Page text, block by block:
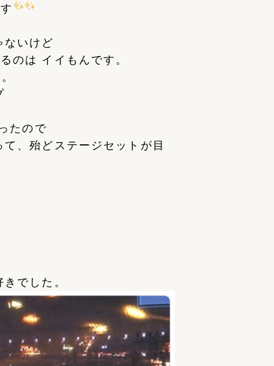
ないけど
のは イイもんです。
たので
、殆どステージセットが目
でした。